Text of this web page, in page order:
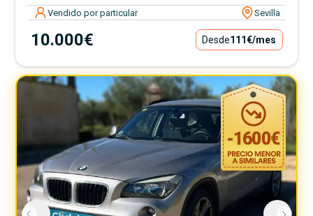
Vendido por particular Sevilla
10.000€ Desde111€/mes
-1600€